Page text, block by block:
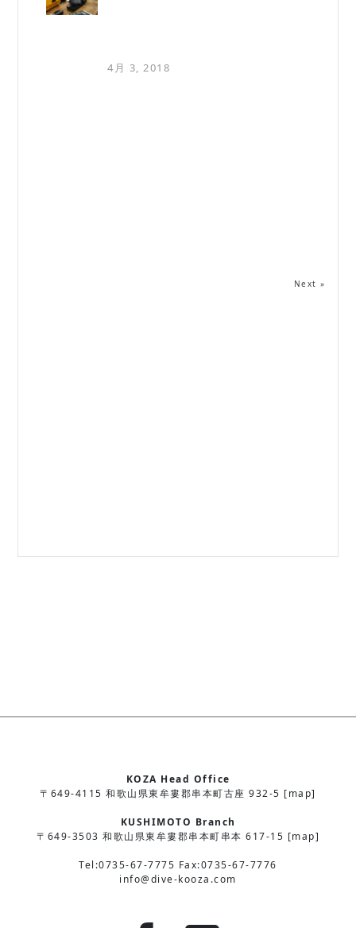
4月 3, 2018
Next »
KOZA Head Office
〒649-4115 和歌山県東牟婁郡串本町古座 932-5 [map]
KUSHIMOTO Branch
〒649-3503 和歌山県東牟婁郡串本町串本 617-15 [map]
Tel:0735-67-7775 Fax:0735-67-7776
info@dive-kooza.com